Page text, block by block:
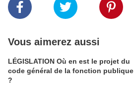
Vous aimerez aussi
LÉGISLATION Où en est le projet du
code général de la fonction publique
?